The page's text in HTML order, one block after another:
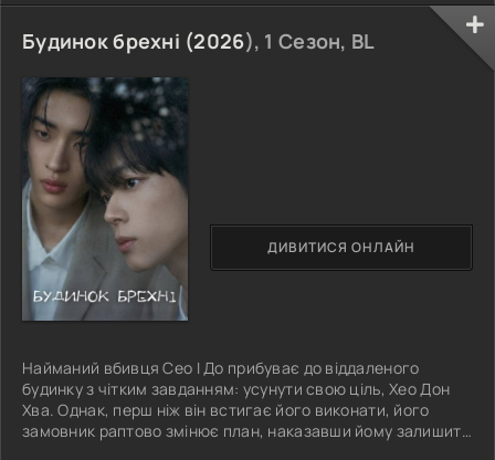
Будинок брехні (2026), 1 Сезон, BL
Найманий вбивця Сео І До прибуває до віддаленого
будинку з чітким завданням: усунути свою ціль, Хео Дон
Хва. Однак, перш ніж він встигає його виконати, його
замовник раптово змінює план, наказавши йому залишити
ДИВИТИСЯ ОНЛАЙН